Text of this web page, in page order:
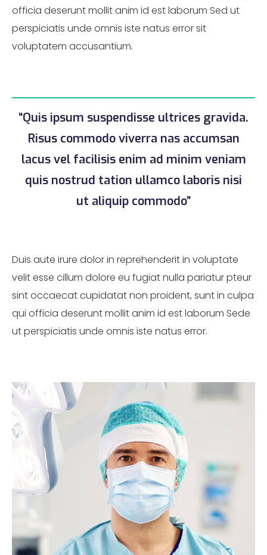
officia deserunt mollit anim id est laborum Sed ut
perspiciatis unde omnis iste natus error sit
voluptatem accusantium.
“Quis ipsum suspendisse ultrices gravida.
Risus commodo viverra nas accumsan
lacus vel facilisis enim ad minim veniam
quis nostrud tation ullamco laboris nisi
ut aliquip commodo”
Duis aute irure dolor in reprehenderit in voluptate
velit esse cillum dolore eu fugiat nulla pariatur pteur
sint occaecat cupidatat non proident, sunt in culpa
qui officia deserunt mollit anim id est laborum Sede
ut perspiciatis unde omnis iste natus error.